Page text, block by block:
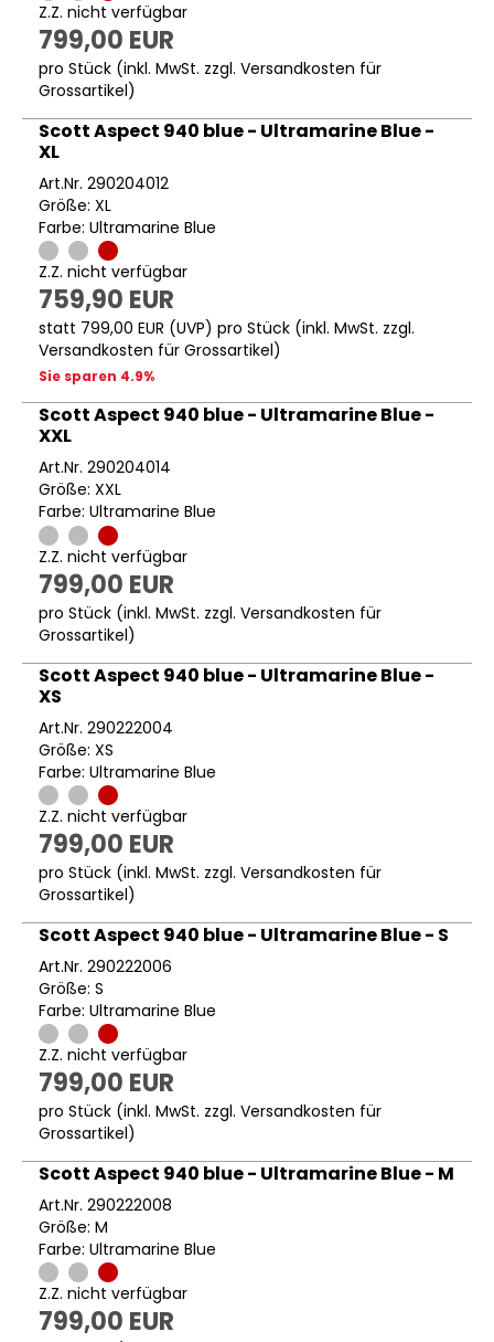
Z.Z. nicht verfügbar
799,00 EUR
pro Stück (inkl. MwSt. zzgl. Versandkosten für
Grossartikel)
Scott Aspect 940 blue - Ultramarine Blue -
XL
Art.Nr. 290204012
Größe: XL
Farbe: Ultramarine Blue
Z.Z. nicht verfügbar
759,90 EUR
statt 799,00 EUR (UVP) pro Stück (inkl. MwSt. zzgl.
Versandkosten für Grossartikel)
Sie sparen 4.9%
Scott Aspect 940 blue - Ultramarine Blue -
XXL
Art.Nr. 290204014
Größe: XXL
Farbe: Ultramarine Blue
Z.Z. nicht verfügbar
799,00 EUR
pro Stück (inkl. MwSt. zzgl. Versandkosten für
Grossartikel)
Scott Aspect 940 blue - Ultramarine Blue -
XS
Art.Nr. 290222004
Größe: XS
Farbe: Ultramarine Blue
Z.Z. nicht verfügbar
799,00 EUR
pro Stück (inkl. MwSt. zzgl. Versandkosten für
Grossartikel)
Scott Aspect 940 blue - Ultramarine Blue - S
Art.Nr. 290222006
Größe: S
Farbe: Ultramarine Blue
Z.Z. nicht verfügbar
799,00 EUR
pro Stück (inkl. MwSt. zzgl. Versandkosten für
Grossartikel)
Scott Aspect 940 blue - Ultramarine Blue - M
Art.Nr. 290222008
Größe: M
Farbe: Ultramarine Blue
Z.Z. nicht verfügbar
799,00 EUR